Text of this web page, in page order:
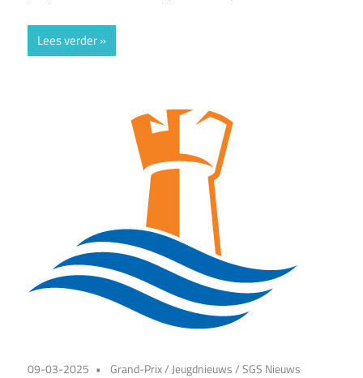
Lees verder
09-03-2025 Grand-Prix/ Jeugdnieuws/SGS Nieuws